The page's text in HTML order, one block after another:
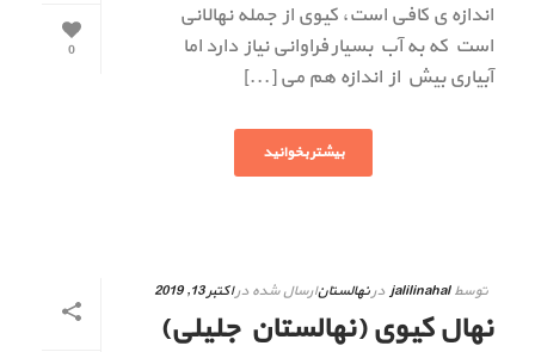
0
اندازه ی کافی است، کیوی از جمله نهالانی
است که به آب بسیار فراوانی نیاز دارد اما
آبیاری بیش از اندازه هم می [...]
بیشتر بخوانید
توسطjalilinahal درنهالستانارسال شده دراکتبر 13, 2019
نهال کیوی (نهالستان جلیلی)